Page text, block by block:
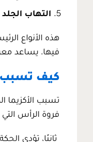
التهاب
هذه الأنواع
فيها. يساعد
كيف تسبب
تسبب الأكزيما
فروة الرأس التي
ثانيًا، تؤدي